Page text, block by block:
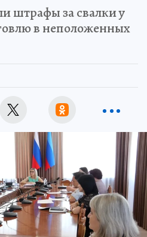
штрафы за свалки у
в неположенных